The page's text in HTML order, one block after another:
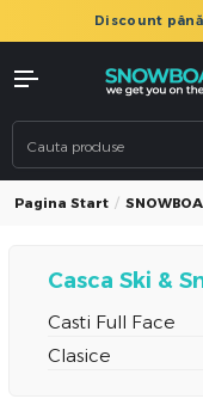
Discount
Pagina Start
Casca Ski &
Casti Full Face
Clasice